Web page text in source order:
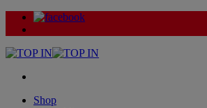
Zum
Inhalt
Shop